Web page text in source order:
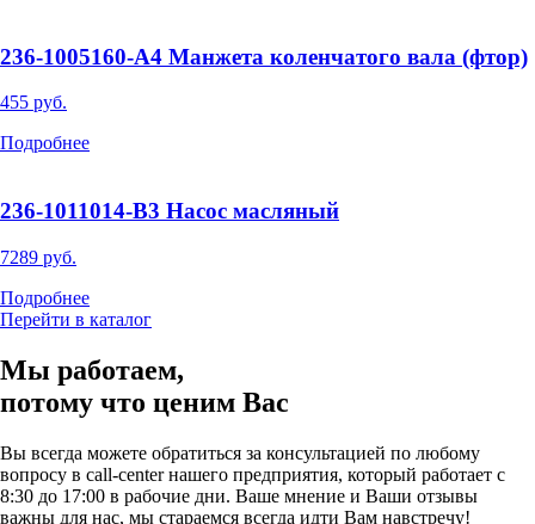
236-1005160-А4 Манжета коленчатого вала (фтор)
455 руб.
Подробнее
236-1011014-В3 Насос масляный
7289 руб.
Подробнее
Перейти в каталог
Мы работаем,
потому что ценим Вас
Вы всегда можете обратиться за консультацией по любому
вопросу в call-center нашего предприятия, который работает c
8:30 до 17:00 в рабочие дни. Ваше мнение и Ваши отзывы
важны для нас, мы стараемся всегда идти Вам навстречу!